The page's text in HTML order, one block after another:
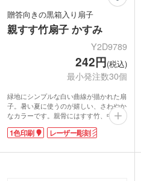
贈答向きの黒箱入り扇子
親すす竹扇子 かすみ
Y2D9789
242円(税込)
最小発注数30個
緑地にシンプルな白い曲線が描かれた扇
子。暑い夏に使うのが嬉しい、さわやか
なカラーです。親骨にはすす竹、中骨に
は白竹を使用した他とはちょっと違うデ
ザインも素敵ですね。コンパクトに折り
ない定番グッズです。
1色印刷 レーザー彫刻